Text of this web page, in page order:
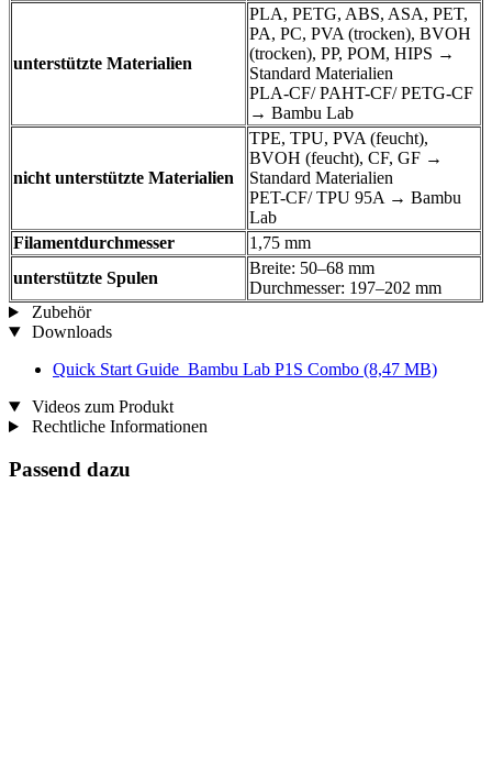
unterstützte Materialien
PLA, PETG, ABS, ASA, PET,
PA, PC, PVA (trocken), BVOH
(trocken), PP, POM, HIPS →
Standard Materialien
PLA-CF/ PAHT-CF/ PETG-CF
→ Bambu Lab
nicht unterstützte Materialien
TPE, TPU, PVA (feucht),
BVOH (feucht), CF, GF →
Standard Materialien
PET-CF/ TPU 95A → Bambu
Lab
Filamentdurchmesser
1,75 mm
unterstützte Spulen
Breite: 50–68 mm
Durchmesser: 197–202 mm
Zubehör
Downloads
Quick Start Guide_Bambu Lab P1S Combo (8,47 MB)
Videos zum Produkt
Rechtliche Informationen
Passend dazu